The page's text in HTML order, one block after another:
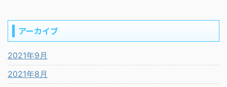
アーカイブ
2021年9月
2021年8月